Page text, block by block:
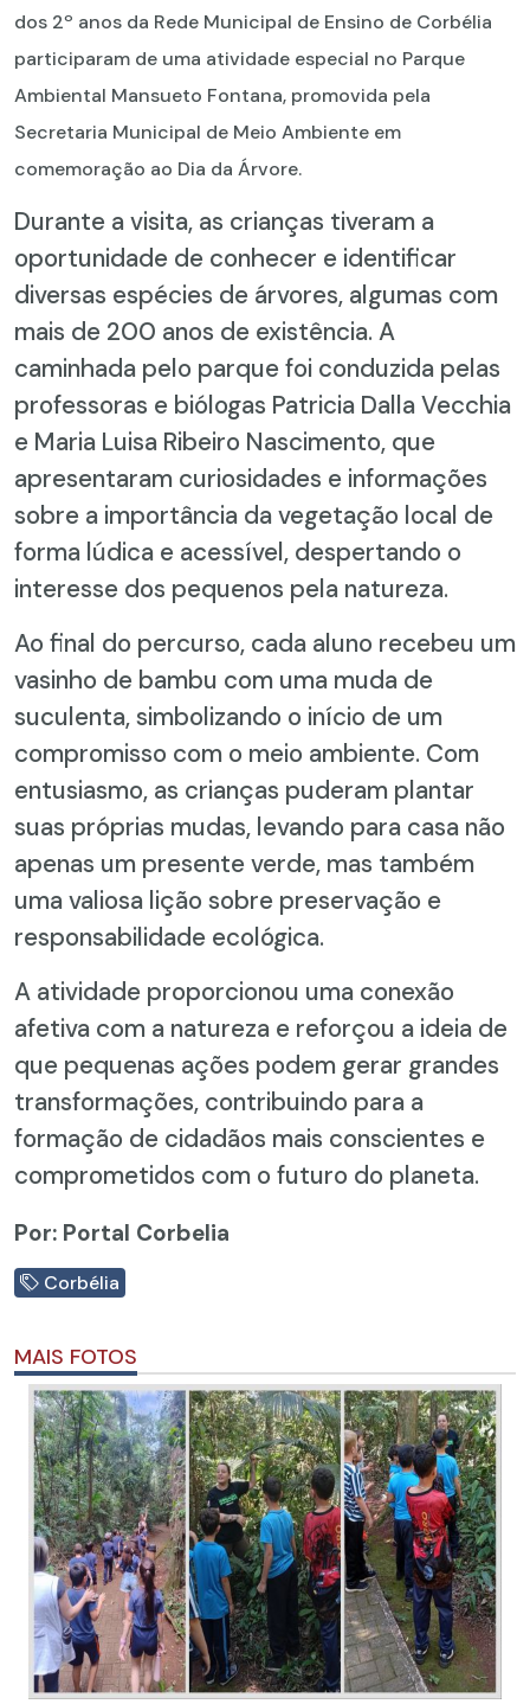
dos 2º anos da Rede Municipal de Ensino de Corbélia
participaram de uma atividade especial no Parque
Ambiental Mansueto Fontana, promovida pela
Secretaria Municipal de Meio Ambiente em
comemoração ao Dia da Árvore.
Durante a visita, as crianças tiveram a
oportunidade de conhecer e identificar
diversas espécies de árvores, algumas com
mais de 200 anos de existência. A
caminhada pelo parque foi conduzida pelas
professoras e biólogas Patricia Dalla Vecchia
e Maria Luisa Ribeiro Nascimento, que
apresentaram curiosidades e informações
sobre a importância da vegetação local de
forma lúdica e acessível, despertando o
interesse dos pequenos pela natureza.
Ao final do percurso, cada aluno recebeu um
vasinho de bambu com uma muda de
suculenta, simbolizando o início de um
compromisso com o meio ambiente. Com
entusiasmo, as crianças puderam plantar
suas próprias mudas, levando para casa não
apenas um presente verde, mas também
uma valiosa lição sobre preservação e
responsabilidade ecológica.
A atividade proporcionou uma conexão
afetiva com a natureza e reforçou a ideia de
que pequenas ações podem gerar grandes
transformações, contribuindo para a
formação de cidadãos mais conscientes e
comprometidos com o futuro do planeta.
Por: Portal Corbelia
Corbélia
MAIS FOTOS